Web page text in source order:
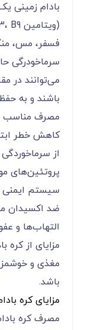
بادام زمینی
فسفر، مس،
سرماخودرگی
می‌توانند در
باشند و به
مصرف مناسب
کاهش خطر
از
پروتئین‌های
سیستم ایمنی
ضد اکسیدان
التهاب‌ها و
مزایای از کره
مغذی و
باشد.
مزایای کره
مصرف کره